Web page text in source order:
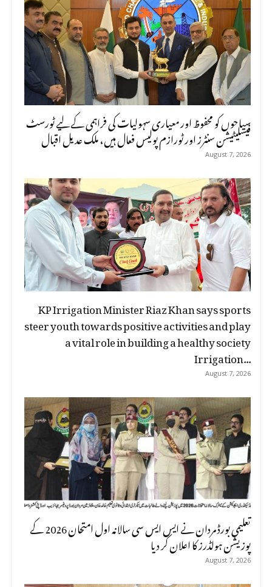
سیاحوں کو محفوظ اور معیاری سہولیات کی فراہمی کے لیے ٹورسٹ
فیسلیٹیشن سنٹرز اور ٹورازم پولیس فعال ہیں، ملک عدیل اقبال
August 7, 2026
KP Irrigation Minister Riaz Khan says sports
steer youth towards positive activities and play
a vital role in building a healthy society
Irrigation...
August 7, 2026
تعلیمی بورڈ مردان نے ایس ایس سی سالانہ اول امتحان 2026 کے
پوزیشن ہولڈرز کا اعلان کر دیا
August 7, 2026